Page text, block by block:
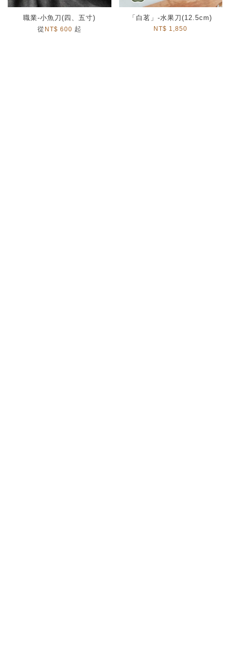
職業-小魚刀(四、五寸)
從 NT$ 600 起
「白茗」-水果刀(12.5cm)
NT$ 1,850